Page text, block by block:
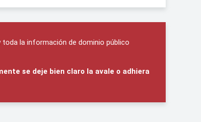
toda la información de dominio público
se deje bien claro la avale o adhiera